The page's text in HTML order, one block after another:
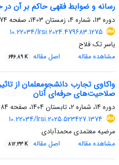
رسانه و ضوابط فقهی حاکم بر آن در
دوره 13، شماره 4، زمستان 1403، صفحه
203
10.22034/lrsi.2024.479683.1275
یاسر تک فلاح
مشاهده مقاله
اصل مقاله 646.89 K
واکاوی تجارب دانشجومعلمان از
صلاحیت‌های حرفه‌ای آنان
دوره 14، شماره 2، تابستان 1404، صفحه
209
10.22034/lrsi.2025.523427.1374
مرضیه معتمدی محمدآبادی
مشاهده مقاله
اصل مقاله 812.33 K